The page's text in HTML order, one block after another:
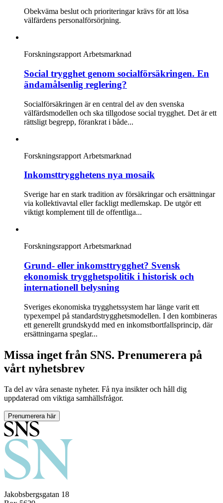
Obekväma beslut och prioriteringar krävs för att lösa
välfärdens personalförsörjning.
Forskningsrapport Arbetsmarknad
Social trygghet genom socialförsäkringen. En
ändamålsenlig reglering?
Socialförsäkringen är en central del av den svenska
välfärdsmodellen och ska tillgodose social trygghet. Det är ett
rättsligt begrepp, förankrat i både...
Forskningsrapport Arbetsmarknad
Inkomsttrygghetens nya mosaik
Sverige har en stark tradition av försäkringar och ersättningar
via kollektivavtal eller fackligt medlemskap. De utgör ett
viktigt komplement till de offentliga...
Forskningsrapport Arbetsmarknad
Grund- eller inkomsttrygghet? Svensk
ekonomisk trygghetspolitik i historisk och
internationell belysning
Sveriges ekonomiska trygghetssystem har länge varit ett
typexempel på standardstrygghetsmodellen. I den kombineras
ett generellt grundskydd med en inkomstbortfallsprincip, där
ersättningarna speglar...
Missa inget från SNS. Prenumerera på
vårt nyhetsbrev
Ta del av våra senaste nyheter. Få nya insikter och håll dig
uppdaterad om viktiga samhällsfrågor.
Prenumerera här
Jakobsbergsgatan 18